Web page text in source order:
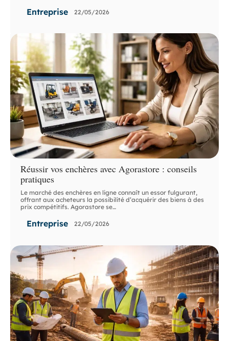
Entreprise 22/05/2026
Réussir vos enchères avec Agorastore : conseils
pratiques
Le marché des enchères en ligne connaît un essor fulgurant,
offrant aux acheteurs la possibilité d’acquérir des biens à des
prix compétitifs. Agorastore se…
Entreprise 22/05/2026